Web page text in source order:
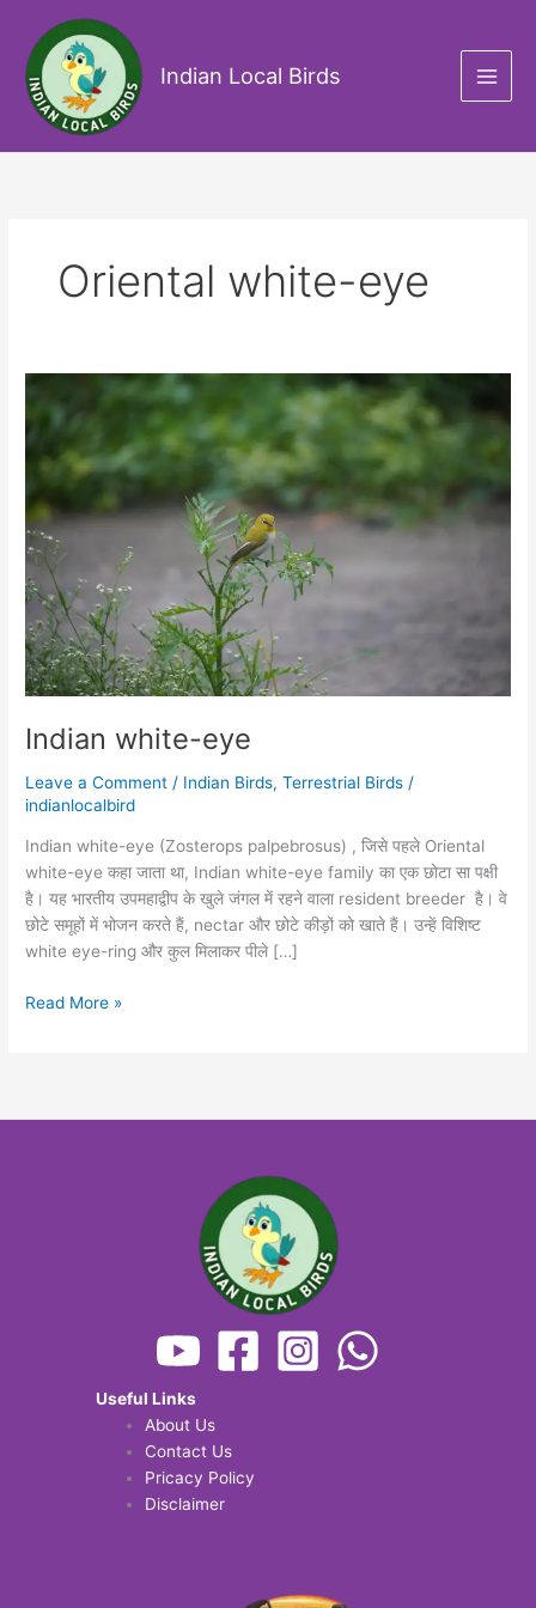
content
Indian Local Birds
Oriental white-eye
Indian white-eye
Leave a Comment / Indian Birds,Terrestrial Birds /
indianlocalbird
Indian white-eye (Zosterops palpebrosus) , जिसे पहले Oriental
white-eye कहा जाता था, Indian white-eye family का एक छोटा सा पक्षी
है। यह भारतीय उपमहाद्वीप के खुले जंगल में रहने वाला resident breeder है। वे
छोटे समूहों में भोजन करते हैं, nectar और छोटे कीड़ों को खाते हैं। उन्हें विशिष्ट
white eye-ring और कुल मिलाकर पीले […]
Indian
white-
eye
Read More »
Useful Links
About Us
Contact Us
Pricacy Policy
Disclaimer